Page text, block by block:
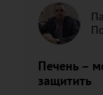
Печень –
защитить